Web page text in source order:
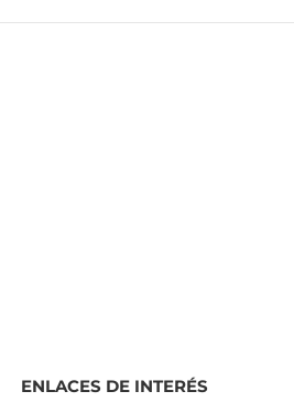
ENLACES DE INTERÉS